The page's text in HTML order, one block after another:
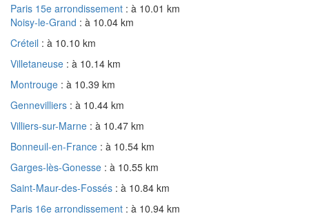
Paris 15e arrondissement : à 10.01 km
Noisy-le-Grand : à 10.04 km
Créteil : à 10.10 km
Villetaneuse : à 10.14 km
Montrouge : à 10.39 km
Gennevilliers : à 10.44 km
Villiers-sur-Marne : à 10.47 km
Bonneuil-en-France : à 10.54 km
Garges-lès-Gonesse : à 10.55 km
Saint-Maur-des-Fossés : à 10.84 km
Paris 16e arrondissement : à 10.94 km